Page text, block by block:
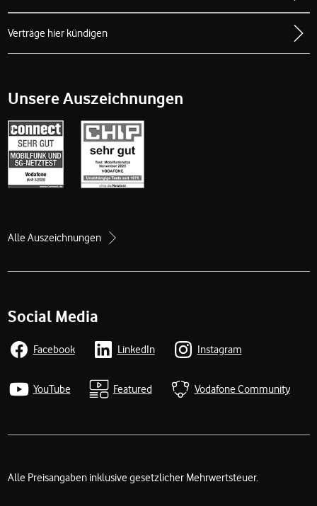
Verträge hier kündigen
Unsere Auszeichnungen
Alle Auszeichnungen
Social Media
Facebook LinkedIn Instagram
YouTube Featured Vodafone Community
Alle Preisangaben inklusive gesetzlicher Mehrwertsteuer.